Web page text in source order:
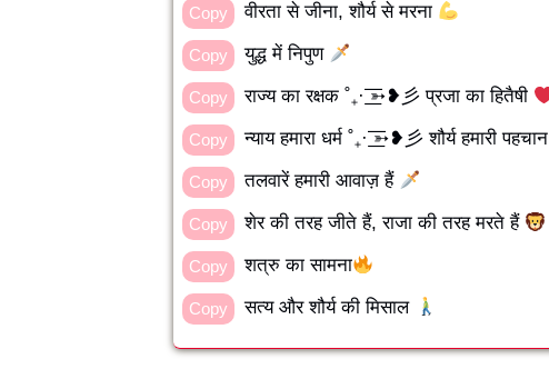
Copy वीरता से जीना, शौर्य से मरना
Copy युद्ध में निपुण
Copy राज्य का रक्षक ˚₊· ͟͟͞͞➳❥彡 प्रजा का हितैषी
Copy न्याय हमारा धर्म ˚₊· ͟͟͞͞➳❥彡 शौर्य हमारी पहचान
Copy तलवारें हमारी आवाज़ हैं
Copy शेर की तरह जीते हैं, राजा की तरह मरते हैं
Copy शत्रु का सामना
Copy सत्य और शौर्य की मिसाल